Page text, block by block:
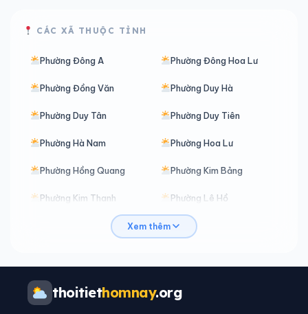
CÁC XÃ THUỘC TỈNH
Phường Đông A Phường Đông Hoa Lư
Phường Đồng Văn Phường Duy Hà
Phường Duy Tân Phường Duy Tiên
Phường Hà Nam Phường Hoa Lư
Phường Hồng Quang Phường Kim Bảng
Phường Kim Thanh Phường Lê Hồ
Phường Liêm Tuyền Phường Lý Thường Kiệt
Phường Nam Hoa Lư
Phường Phủ Lý
Xem thêm
thoitiethomnay.org